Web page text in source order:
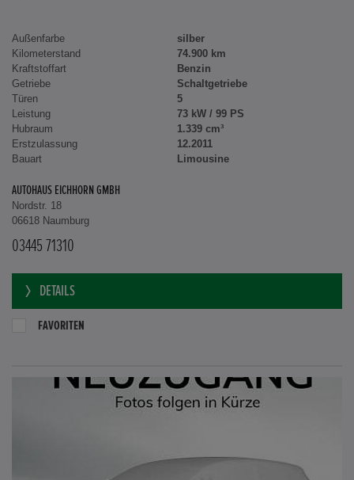
Außenfarbe
silber
Kilometerstand
74.900 km
Kraftstoffart
Benzin
Getriebe
Schaltgetriebe
Türen
5
Leistung
73 kW / 99 PS
Hubraum
1.339 cm³
Erstzulassung
12.2011
Bauart
Limousine
AUTOHAUS EICHHORN GMBH
Nordstr. 18
06618 Naumburg
03445 71310
DETAILS
FAVORITEN